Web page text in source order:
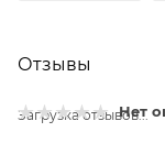
Отзывы
Нет
Загрузка отзывов...